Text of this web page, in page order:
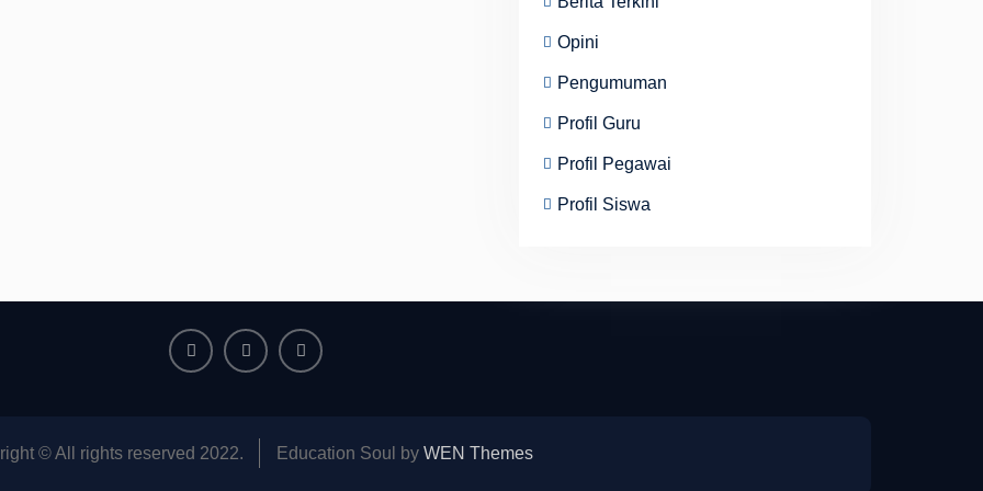
Opini
Pengumuman
Profil Guru
Profil Pegawai
Profil Siswa
© All rights reserved 2022. Education Soul by WEN Themes